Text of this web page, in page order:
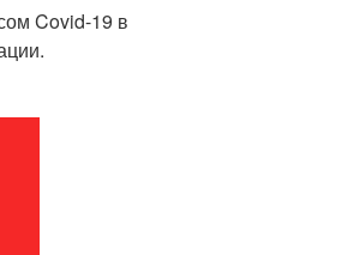
Covid-19 в